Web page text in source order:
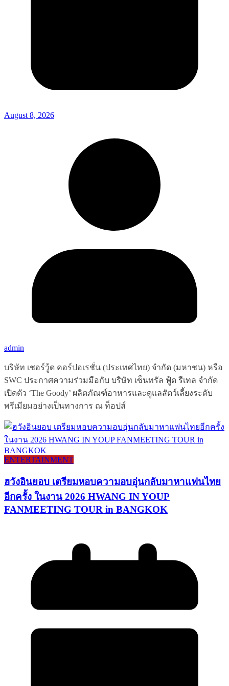
August 8, 2026
admin
บริษัท เชอร์วู้ด คอร์ปอเรชั่น (ประเทศไทย) จำกัด (มหาชน) หรือ
SWC ประกาศความร่วมมือกับ บริษัท เซ็นทรัล ฟู้ด รีเทล จำกัด
เปิดตัว ‘The Goody’ ผลิตภัณฑ์อาหารและดูแลสัตว์เลี้ยงระดับ
พรีเมียมอย่างเป็นทางการ ณ ท็อปส์
ENTERTAINMENT
ฮวังอินยอบ เตรียมหอบความอบอุ่นกลับมาหาแฟนไทย
อีกครั้ง ในงาน 2026 HWANG IN YOUP
FANMEETING TOUR in BANGKOK